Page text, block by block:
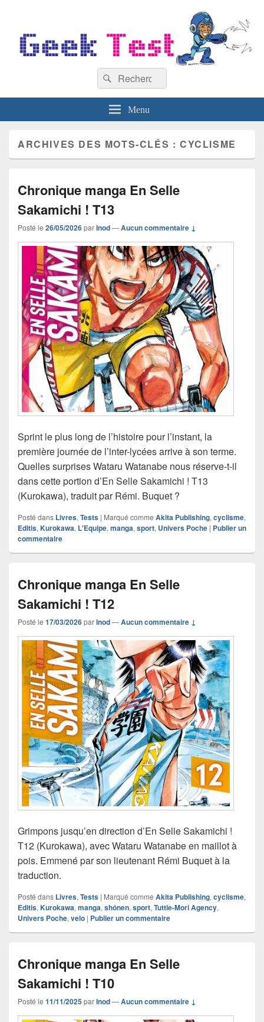
Recherche :
Rechercher
Menu
ARCHIVES DES MOTS-CLÉS :CYCLISME
Chronique manga En Selle
Sakamichi ! T13
Posté le 26/05/2026parInod—Aucun commentaire ↓
Sprint le plus long de l’histoire pour l’instant, la
première journée de l’inter-lycées arrive à son terme.
Quelles surprises Wataru Watanabe nous réserve-t-il
dans cette portion d’En Selle Sakamichi ! T13
(Kurokawa), traduit par Rémi. Buquet ?
Posté dans Livres, Tests | Marqué comme Akita Publishing, cyclisme,
Editis, Kurokawa, L'Equipe, manga, sport, Univers Poche | Publier un
commentaire
Chronique manga En Selle
Sakamichi ! T12
Posté le 17/03/2026parInod—Aucun commentaire ↓
Grimpons jusqu’en direction d’En Selle Sakamichi !
T12 (Kurokawa), avec Wataru Watanabe en maillot à
pois. Emmené par son lieutenant Rémi Buquet à la
traduction.
Posté dans Livres, Tests | Marqué comme Akita Publishing, cyclisme,
Editis, Kurokawa, manga, shônen, sport, Tuttle-Mori Agency,
Univers Poche, velo | Publier un commentaire
Chronique manga En Selle
Sakamichi ! T10
Posté le 11/11/2025parInod—Aucun commentaire ↓